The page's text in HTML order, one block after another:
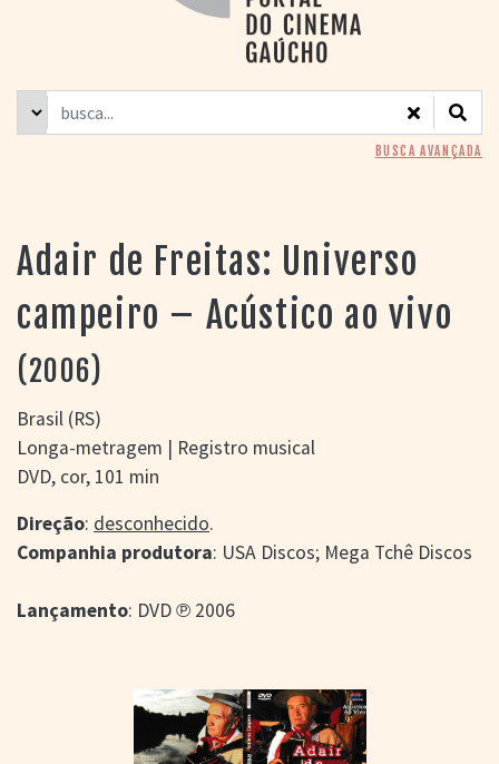
> GRADE SEMANAL
> PREÇOS E
DESCONTOS
CINEMA GAÚCHO
> APRESENTAÇÃO
> BUSCA AVANÇADA
> LISTA DE FILMES
> FILMOGRAFIAS DE
CINEASTAS
> BIBLIOGRAFIAS
CONTATO E
LOCALIZAÇÃO
BUSCA AVANÇADA
Adair de Freitas: Universo
campeiro – Acústico ao vivo
(2006)
Brasil (RS)
Longa-metragem | Registro musical
DVD, cor, 101 min
Direção: desconhecido.
Companhia produtora: USA Discos; Mega Tchê Discos
Lançamento: DVD ℗ 2006